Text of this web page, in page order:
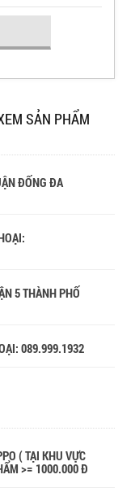
SẢN PHẨM
ĐỐNG ĐA
5 THÀNH PHỐ
089.999.1932
( TẠI KHU VỰC
>= 1000.000 Đ